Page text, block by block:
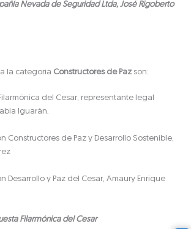
Nevada de Seguridad Ltda, José Rigoberto
la categoría Constructores de Paz son:
del Cesar, representante legal
Iguarán.
de Paz y Desarrollo Sostenible,
y Paz del Cesar, Amaury Enrique
Filarmónica del Cesar